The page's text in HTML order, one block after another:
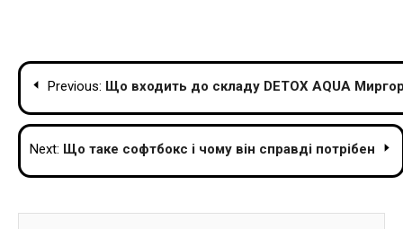
Навігація
записів
Previous: Що входить до складу DETOX AQUA
Next: Що таке софтбокс і чому він справді потрібен